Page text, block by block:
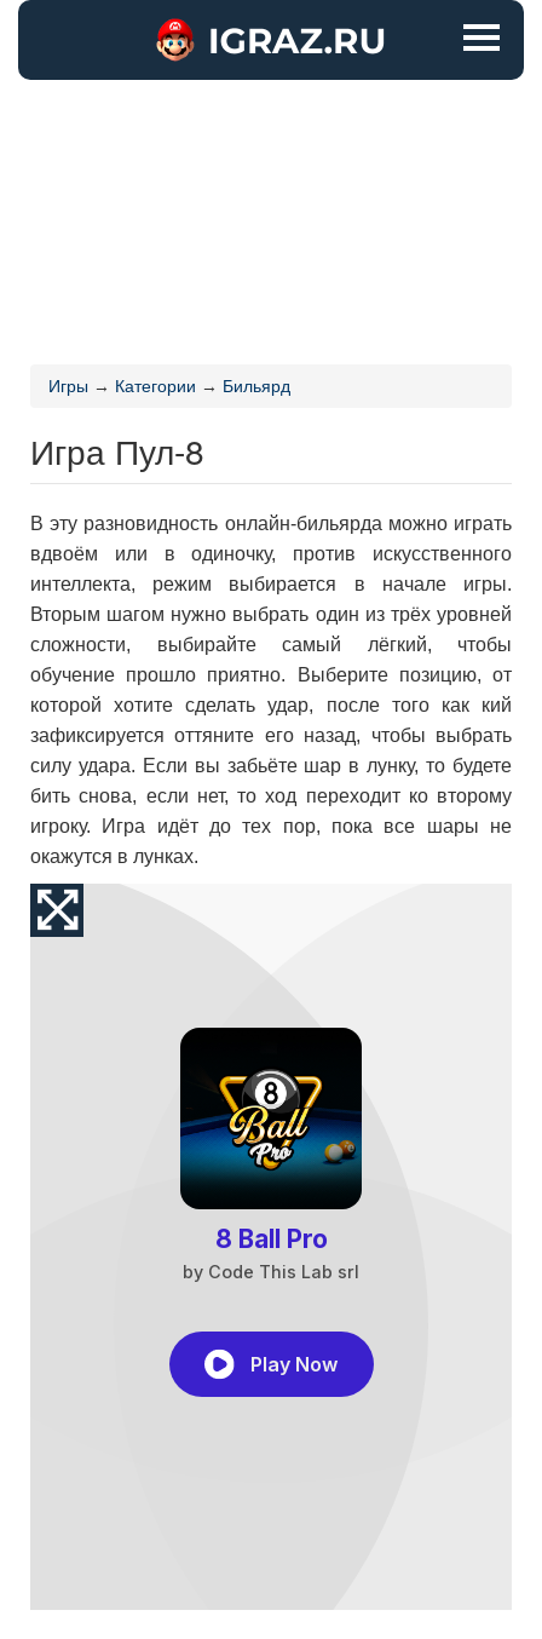
Игры → Категории → Бильярд
Игра Пул-8
В эту разновидность онлайн-бильярда можно играть
вдвоём или в одиночку, против искусственного
интеллекта, режим выбирается в начале игры.
Вторым шагом нужно выбрать один из трёх уровней
сложности, выбирайте самый лёгкий, чтобы
обучение прошло приятно. Выберите позицию, от
которой хотите сделать удар, после того как кий
зафиксируется оттяните его назад, чтобы выбрать
силу удара. Если вы забьёте шар в лунку, то будете
бить снова, если нет, то ход переходит ко второму
игроку. Игра идёт до тех пор, пока все шары не
окажутся в лунках.